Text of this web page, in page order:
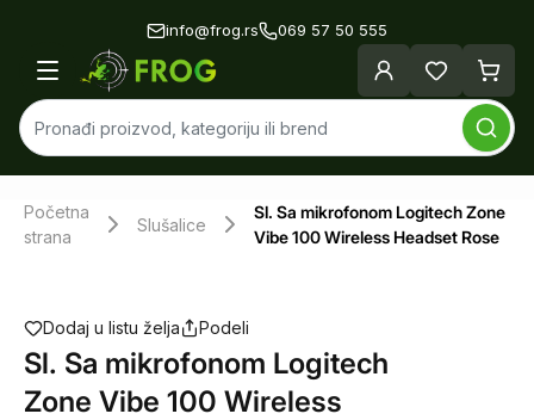
info@frog.rs 069 57 50 555
Početna
strana
Slušalice
Sl. Sa mikrofonom Logitech Zone
Vibe 100 Wireless Headset Rose
Dodaj u listu želja Podeli
Sl. Sa mikrofonom Logitech
Zone Vibe 100 Wireless